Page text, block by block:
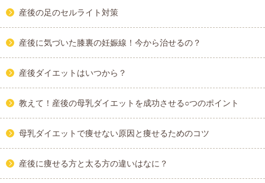
産後の足のセルライト対策
産後に気づいた膝裏の妊娠線！今から治せるの？
産後ダイエットはいつから？
教えて！産後の母乳ダイエットを成功させる○つのポイント
母乳ダイエットで痩せない原因と痩せるためのコツ
産後に痩せる方と太る方の違いはなに？